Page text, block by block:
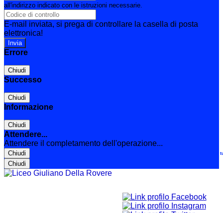
all'indirizzo indicato con le istruzioni necessarie.
E-mail inviata, si prega di controllare la casella di posta
elettronica!
Errore
Chiudi
Successo
Chiudi
Informazione
Chiudi
Attendere...
Attendere il completamento dell'operazione...
Chiudi
Chiudi
Le